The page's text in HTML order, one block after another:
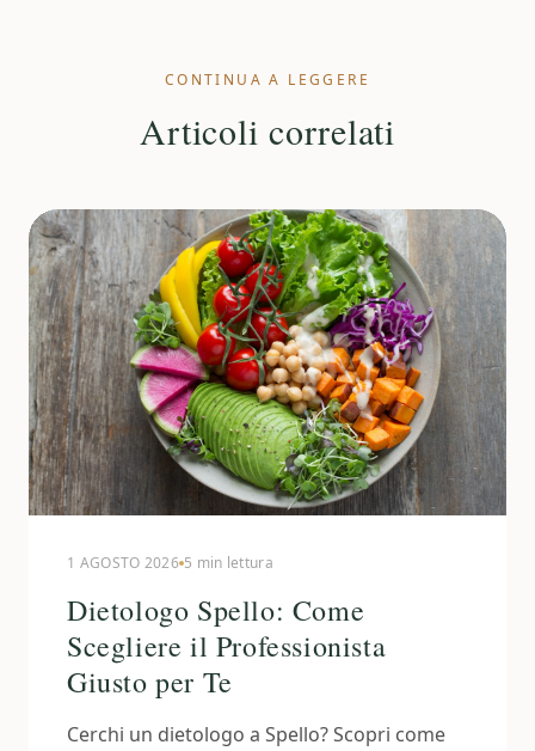
CONTINUA A LEGGERE
Articoli correlati
1 AGOSTO 2026 5 min lettura
Dietologo Spello: Come
Scegliere il Professionista
Giusto per Te
Cerchi un dietologo a Spello? Scopri come